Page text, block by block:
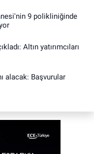
9 polikliniğinde
Altın yatırımcıları
alacak: Başvurular